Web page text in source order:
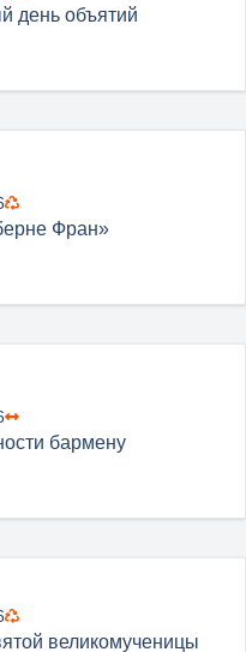
день объятий
Фран»
бармену
великомученицы